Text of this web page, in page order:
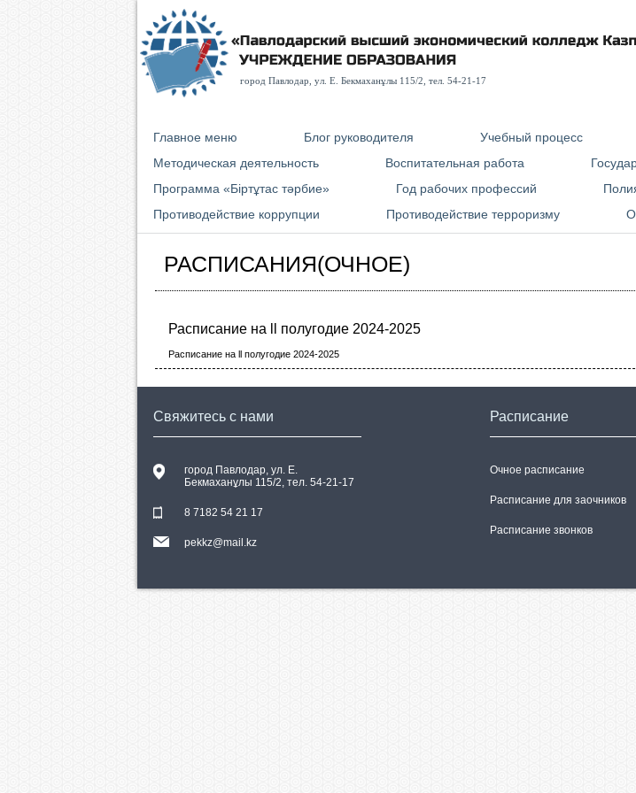
город Павлодар, ул. E. Бекмаханұлы 115/2, тел. 54-21-17
Главное меню Блог руководителя Учебный процесс
Методическая деятельность
Воспитательная работа
Программа «Біртұтас тәрбие»
Год рабочих профессий
Противодействие коррупции
Противодействие терроризму
РАСПИСАНИЯ(ОЧНОЕ)
Расписание на ll полугодие 2024-2025
Расписание на ll полугодие 2024-2025
Свяжитесь с нами
город Павлодар, ул. E.
Бекмаханұлы 115/2, тел. 54-21-17
8 7182 54 21 17
pekkz@mail.kz
Расписание
Очное расписание
Расписание для заочников
Расписание звонков